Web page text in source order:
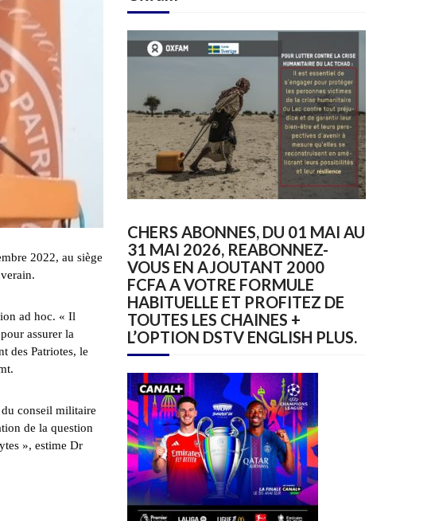
2022, au siège
ad hoc. « Il
assurer la
des Patriotes, le
du conseil militaire
de la question
», estime Dr
CHERS ABONNES, DU 01 MAI AU
31 MAI 2026, REABONNEZ-
VOUS EN AJOUTANT 2000
FCFA A VOTRE FORMULE
HABITUELLE ET PROFITEZ DE
TOUTES LES CHAINES +
L’OPTION DSTV ENGLISH PLUS.